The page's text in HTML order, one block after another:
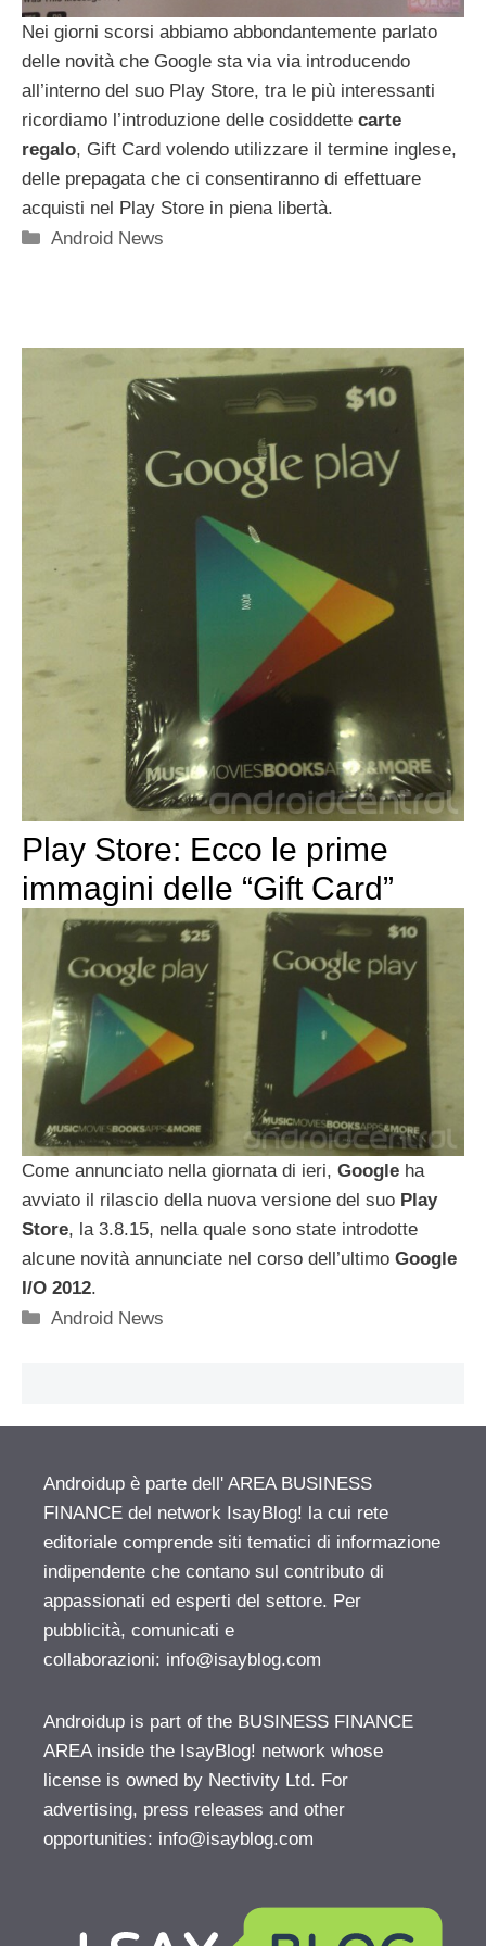
Nei giorni scorsi abbiamo abbondantemente parlato
delle novità che Google sta via via introducendo
all’interno del suo Play Store, tra le più interessanti
ricordiamo l’introduzione delle cosiddette carte
regalo, Gift Card volendo utilizzare il termine inglese,
delle prepagata che ci consentiranno di effettuare
acquisti nel Play Store in piena libertà.
Categorie
Android News
Play Store: Ecco le prime
immagini delle “Gift Card”
Come annunciato nella giornata di ieri, Google ha
avviato il rilascio della nuova versione del suo Play
Store, la 3.8.15, nella quale sono state introdotte
alcune novità annunciate nel corso dell’ultimo Google
I/O 2012.
Categorie
Android News
Androidup è parte dell' AREA BUSINESS
FINANCE del network IsayBlog! la cui rete
editoriale comprende siti tematici di informazione
indipendente che contano sul contributo di
appassionati ed esperti del settore. Per
pubblicità, comunicati e
collaborazioni: info@isayblog.com
Androidup is part of the BUSINESS FINANCE
AREA inside the IsayBlog! network whose
license is owned by Nectivity Ltd. For
advertising, press releases and other
opportunities: info@isayblog.com